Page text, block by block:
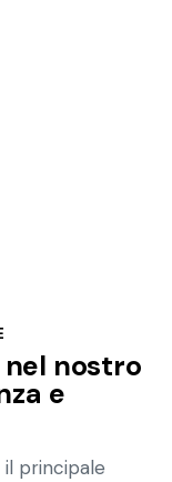
nostro
e
principale